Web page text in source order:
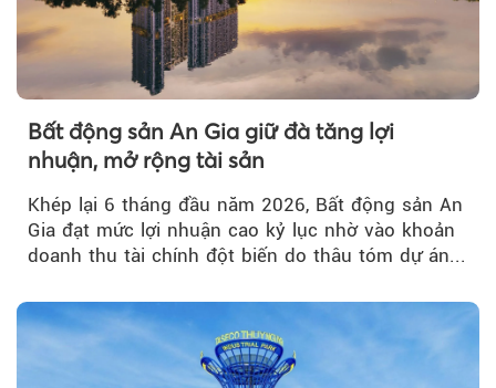
Bất động sản An Gia giữ đà tăng lợi
nhuận, mở rộng tài sản
Khép lại 6 tháng đầu năm 2026, Bất động sản An
Gia đạt mức lợi nhuận cao kỷ lục nhờ vào khoản
doanh thu tài chính đột biến do thâu tóm dự án...